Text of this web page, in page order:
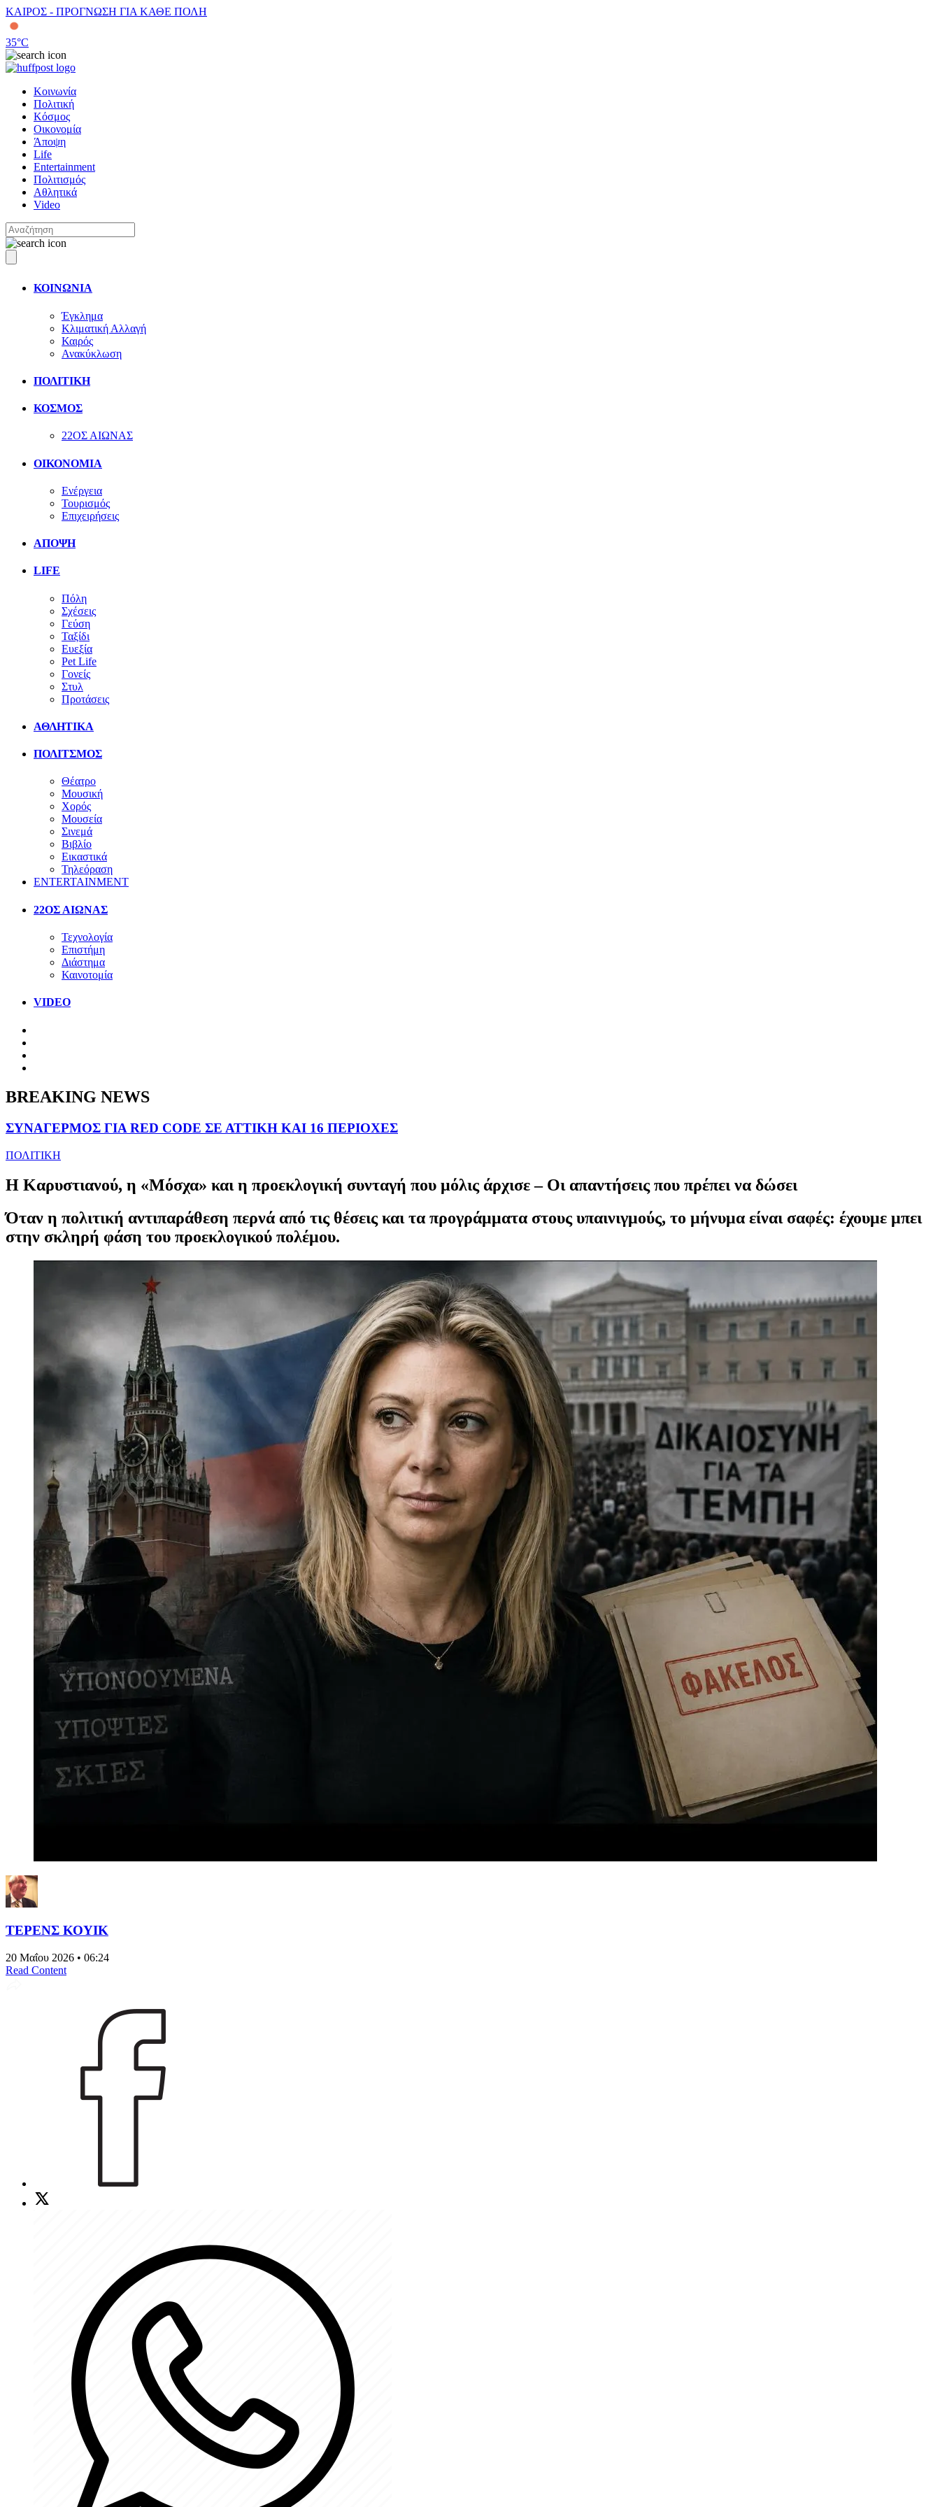
ΚΑΙΡΟΣ - ΠΡΟΓΝΩΣΗ ΓΙΑ ΚΑΘΕ ΠΟΛΗ
35°C
Κοινωνία
Πολιτική
Κόσμος
Οικονομία
Άποψη
Life
Entertainment
Πολιτισμός
Αθλητικά
Video
ΚΟΙΝΩΝΙΑ
Έγκλημα
Κλιματική Αλλαγή
Καιρός
Ανακύκλωση
ΠΟΛΙΤΙΚΗ
ΚΟΣΜΟΣ
22ΟΣ ΑΙΩΝΑΣ
ΟΙΚΟΝΟΜΙΑ
Ενέργεια
Τουρισμός
Επιχειρήσεις
ΑΠΟΨΗ
LIFE
Πόλη
Σχέσεις
Γεύση
Ταξίδι
Ευεξία
Pet Life
Γονείς
Στυλ
Προτάσεις
ΑΘΛΗΤΙΚΑ
ΠΟΛΙΤΣΜΟΣ
Θέατρο
Μουσική
Χορός
Μουσεία
Σινεμά
Βιβλίο
Εικαστικά
Τηλεόραση
ENTERTAINMENT
22ΟΣ ΑΙΩΝΑΣ
Τεχνολογία
Επιστήμη
Διάστημα
Καινοτομία
VIDEO
BREAKING NEWS
ΣΥΝΑΓΕΡΜΟΣ ΓΙΑ RED CODE ΣΕ ΑΤΤΙΚΗ ΚΑΙ 16 ΠΕΡΙΟΧΕΣ
ΠΟΛΙΤΙΚΗ
Η Καρυστιανού, η «Μόσχα» και η προεκλογική συνταγή που μόλις άρχισε – Οι απαντήσεις που πρέπει να δώσει
Όταν η πολιτική αντιπαράθεση περνά από τις θέσεις και τα προγράμματα στους υπαινιγμούς, το μήνυμα είναι σαφές: έχουμε μπει
στην σκληρή φάση του προεκλογικού πολέμου.
ΤΕΡΕΝΣ ΚΟΥΙΚ
20 Μαΐου 2026 • 06:24
Read Content